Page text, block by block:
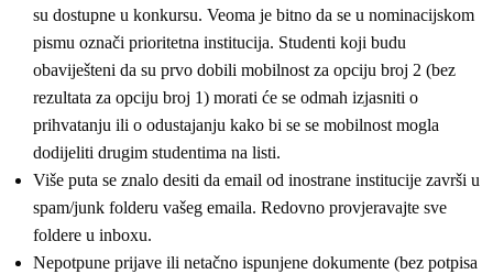
su dostupne u konkursu. Veoma je bitno da se u nominacijskom
pismu označi prioritetna institucija. Studenti koji budu
obaviješteni da su prvo dobili mobilnost za opciju broj 2 (bez
rezultata za opciju broj 1) morati će se odmah izjasniti o
prihvatanju ili o odustajanju kako bi se se mobilnost mogla
dodijeliti drugim studentima na listi.
Više puta se znalo desiti da email od inostrane institucije završi u
spam/junk folderu vašeg emaila. Redovno provjeravajte sve
foldere u inboxu.
Nepotpune prijave ili netačno ispunjene dokumente (bez potpisa